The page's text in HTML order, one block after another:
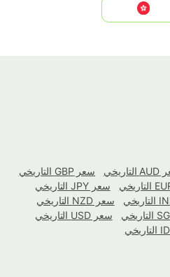
سعر GBP التاريخي
سعر JPY التاريخي
سعر NZD التاريخي
سعر USD التاريخي